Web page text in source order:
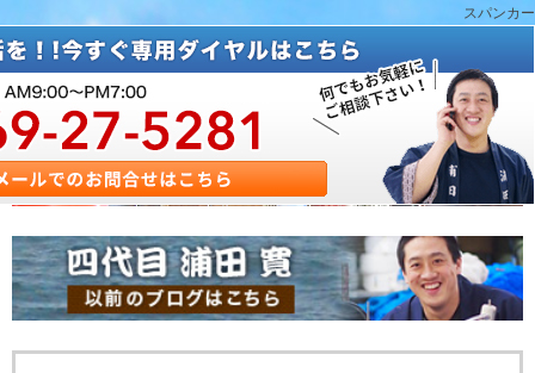
スパンカー